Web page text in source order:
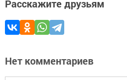
Расскажите друзьям
Нет комментариев